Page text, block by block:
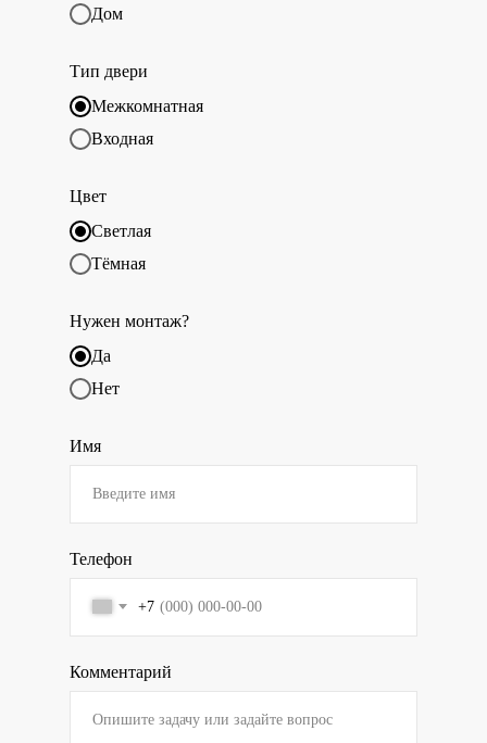
Дом
Тип двери
Межкомнатная
Входная
Цвет
Светлая
Тёмная
Нужен монтаж?
Да
Нет
Имя
Телефон
+7
Комментарий